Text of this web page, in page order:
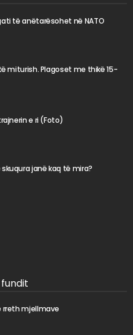
të anëtarësohet në NATO
miturish. Plagoset me thikë 15-
e ri (Foto)
janë kaq të mira?
rreth mjellmave